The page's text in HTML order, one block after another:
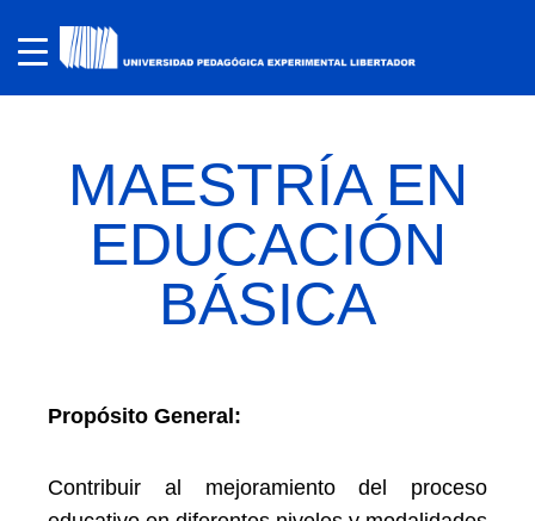
MAESTRÍA EN
EDUCACIÓN
BÁSICA
Propósito General:
Contribuir al mejoramiento del proceso